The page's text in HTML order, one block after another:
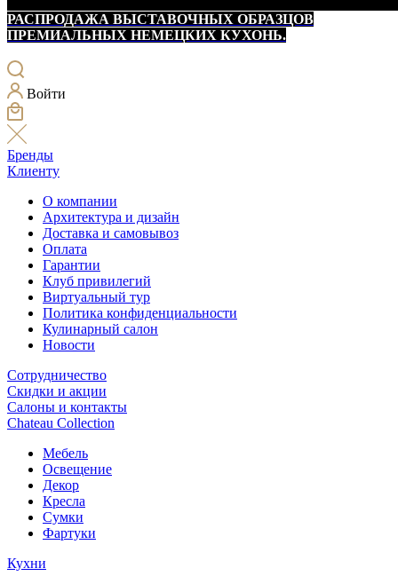
РАСПРОДАЖА ВЫСТАВОЧНЫХ ОБРАЗЦОВ
ПРЕМИАЛЬНЫХ НЕМЕЦКИХ КУХОНЬ.
Войти
Бренды
Клиенту
О компании
Архитектура и дизайн
Доставка и самовывоз
Оплата
Гарантии
Клуб привилегий
Виртуальный тур
Политика конфиденциальности
Кулинарный салон
Новости
Сотрудничество
Скидки и акции
Салоны и контакты
Chateau Collection
Мебель
Освещение
Декор
Кресла
Сумки
Фартуки
Кухни